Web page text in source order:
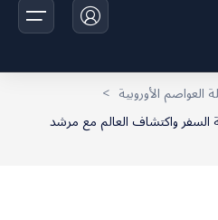
العواصم الأوروبية >
السفر واكتشاف العالم مع مرشد